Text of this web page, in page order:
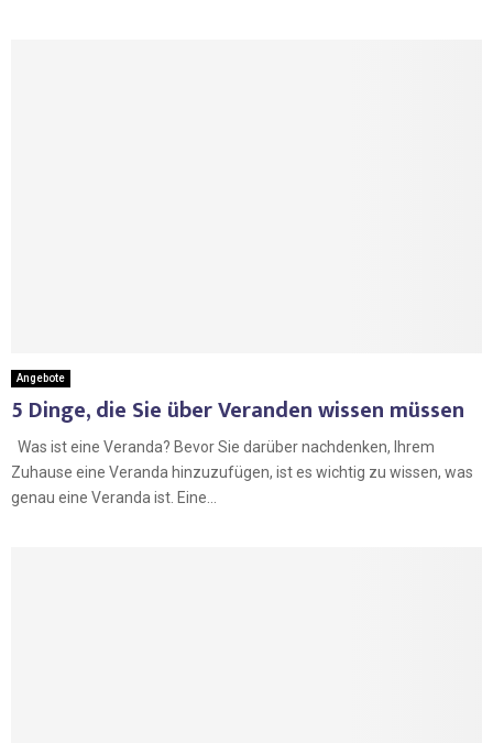
Angebote
5 Dinge, die Sie über Veranden wissen müssen
Was ist eine Veranda? Bevor Sie darüber nachdenken, Ihrem
Zuhause eine Veranda hinzuzufügen, ist es wichtig zu wissen, was
genau eine Veranda ist. Eine...